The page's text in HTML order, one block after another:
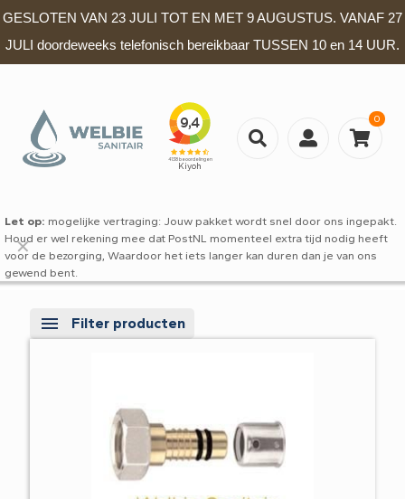
GESLOTEN VAN 23 JULI TOT EN MET 9 AUGUSTUS. VANAF 27
JULI doordeweeks telefonisch bereikbaar TUSSEN 10 en 14 UUR.
0
Let op: mogelijke vertraging: Jouw pakket wordt snel door ons ingepakt.
Houd er wel rekening mee dat PostNL momenteel extra tijd nodig heeft
voor de bezorging, Waardoor het iets langer kan duren dan je van ons
gewend bent.
✕
Filter producten